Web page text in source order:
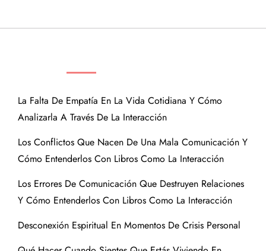
La Falta De Empatía En La Vida Cotidiana Y Cómo
Analizarla A Través De La Interacción
Los Conflictos Que Nacen De Una Mala Comunicación Y
Cómo Entenderlos Con Libros Como La Interacción
Los Errores De Comunicación Que Destruyen Relaciones
Y Cómo Entenderlos Con Libros Como La Interacción
Desconexión Espiritual En Momentos De Crisis Personal